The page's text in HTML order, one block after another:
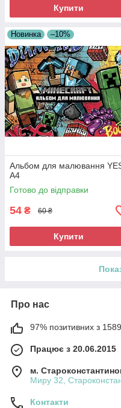
Купити
Новинка –10%
Альбом для малювання
А4
Готово до відправки
54 ₴ 60 ₴
Купити
Про нас
97% позитивних з 1589
Працює з 20.06.2015
м.
Миру 32,
Контакти